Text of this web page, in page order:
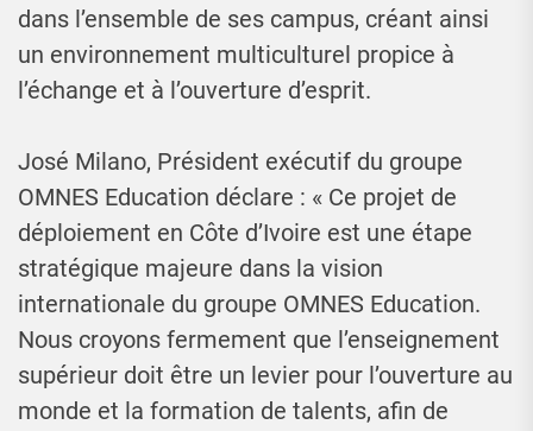
dans l’ensemble de ses campus, créant ainsi
un environnement multiculturel propice à
l’échange et à l’ouverture d’esprit.
José Milano, Président exécutif du groupe
OMNES Education déclare : « Ce projet de
déploiement en Côte d’Ivoire est une étape
stratégique majeure dans la vision
internationale du groupe OMNES Education.
Nous croyons fermement que l’enseignement
supérieur doit être un levier pour l’ouverture au
monde et la formation de talents, afin de